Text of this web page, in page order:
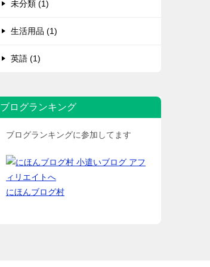
未分類 (1)
生活用品 (1)
英語 (1)
ブログランキング
ブログランキングに参加してます
にほんブログ村